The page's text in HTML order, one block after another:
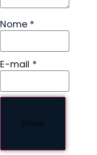
Nome *
E-mail *